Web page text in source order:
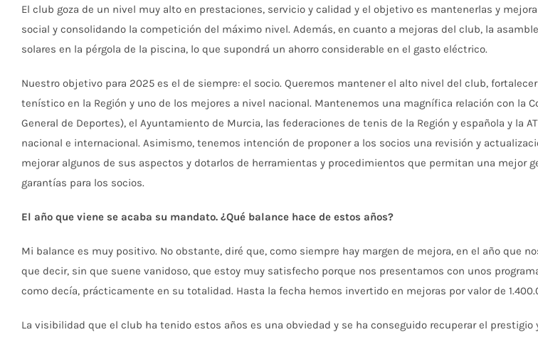
El club goza de un nivel muy alto en prestaciones, servicio y calidad y el objetivo es mantenerlas y
social y consolidando la competición del máximo nivel. Además, en cuanto a mejoras del club, la
solares en la pérgola de la piscina, lo que supondrá un ahorro considerable en el gasto eléctrico.
Nuestro objetivo para 2025 es el de siempre: el socio. Queremos mantener el alto nivel del club,
tenístico en la Región y uno de los mejores a nivel nacional. Mantenemos una magnífica relación con la
General de Deportes), el Ayuntamiento de Murcia, las federaciones de tenis de la Región y española y la
nacional e internacional. Asimismo, tenemos intención de proponer a los socios una revisión y
mejorar algunos de sus aspectos y dotarlos de herramientas y procedimientos que permitan una mejor
garantías para los socios.
El año que viene se acaba su mandato. ¿Qué balance hace de estos años?
Mi balance es muy positivo. No obstante, diré que, como siempre hay margen de mejora, en el año que
que decir, sin que suene vanidoso, que estoy muy satisfecho porque nos presentamos con unos
como decía, prácticamente en su totalidad. Hasta la fecha hemos invertido en mejoras por valor de
La visibilidad que el club ha tenido estos años es una obviedad y se ha conseguido recuperar el